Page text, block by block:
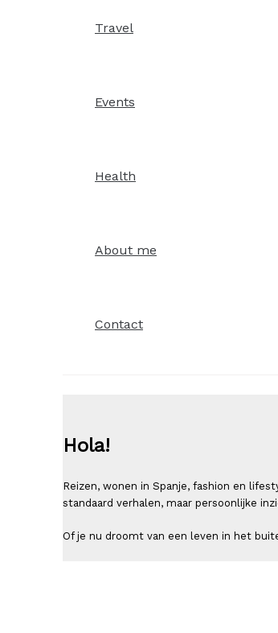
Travel
Events
Health
About me
Contact
Hola!
Reizen, wonen in Spanje, fashion en
standaard verhalen, maar persoonlijke
Of je nu droomt van een leven in het